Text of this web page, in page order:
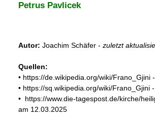
Petrus Pavlicek
Autor: Joachim Schäfer - zuletzt
Quellen:
• https://de.wikipedia.org/wiki/
• https://sq.wikipedia.org/wiki/Frano_Gjini
• https://www.die-tagespost.de/kirche/
am 12.03.2025